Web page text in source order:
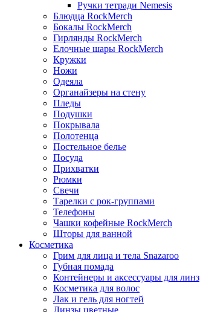
Ручки тетради Nemesis
Блюдца RockMerch
Бокалы RockMerch
Гирлянды RockMerch
Елочные шары RockMerch
Кружки
Ножи
Одеяла
Органайзеры на стену
Пледы
Подушки
Покрывала
Полотенца
Постельное белье
Посуда
Прихватки
Рюмки
Свечи
Тарелки с рок-группами
Телефоны
Чашки кофейные RockMerch
Шторы для ванной
Косметика
Грим для лица и тела Snazaroo
Губная помада
Контейнеры и аксессуары для линз
Косметика для волос
Лак и гель для ногтей
Линзы цветные